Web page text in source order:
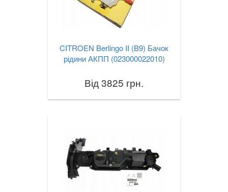
CITROEN Berlingo II (B9) Бачок
рідини АКПП (023000022010)
Від 3825 грн.